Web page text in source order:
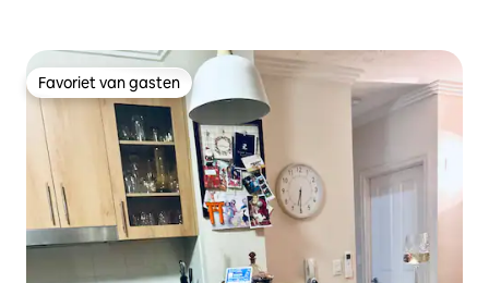
Favoriet van gasten
Favoriet van gasten